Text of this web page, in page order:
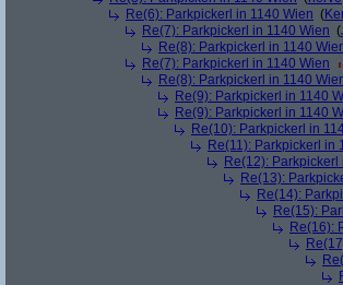
Re(6): Parkpickerl in 1140 Wien (
Re(7): Parkpickerl in 1140 Wien (
Re(8): Parkpickerl in 1140
Re(7): Parkpickerl in 1140 Wien
Re(8): Parkpickerl in 1140
Re(9): Parkpickerl in 1140
Re(9): Parkpickerl in 1140
Re(10): Parkpickerl in
Re(11): Parkpickerl in
Re(12): Parkpickerl
Re(13):
Re(14):
Re(15):
Re(16):